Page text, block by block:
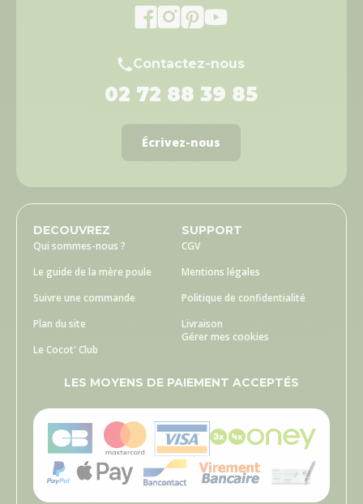
Contactez-nous
02 72 88 39 85
Écrivez-nous
DECOUVREZ
Qui sommes-nous ?
Le guide de la mère poule
Suivre une commande
Plan du site
Le Cocot' Club
SUPPORT
CGV
Mentions légales
Politique de confidentialité
Livraison
Gérer mes cookies
LES MOYENS DE PAIEMENT ACCEPTÉS